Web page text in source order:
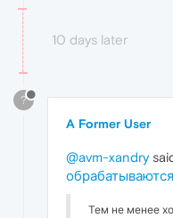
10 days later
?
A Former User
@avm-xandry
Тем не менее